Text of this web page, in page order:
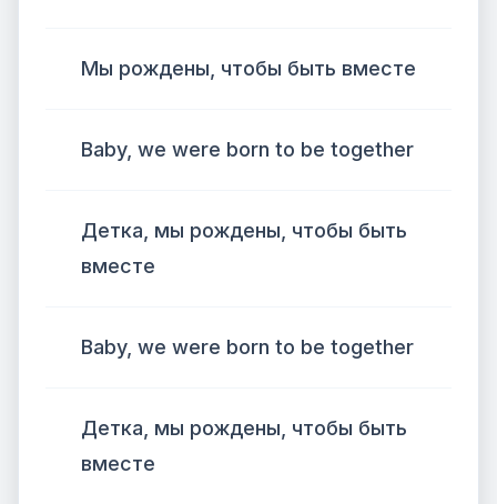
Мы рождены, чтобы быть вместе
Baby, we were born to be together
Детка, мы рождены, чтобы быть
вместе
Baby, we were born to be together
Детка, мы рождены, чтобы быть
вместе